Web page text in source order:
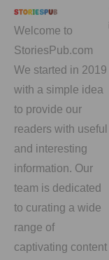
Welcome to
StoriesPub.com
We started in 2019
with a simple idea
to provide our
readers with useful
and interesting
information. Our
team is dedicated
to curating a wide
range of
captivating content